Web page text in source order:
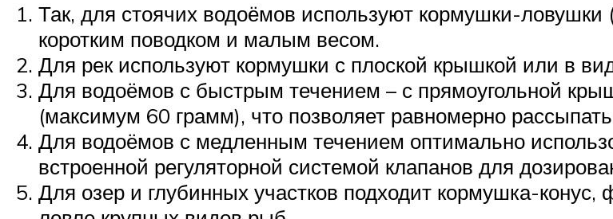
Так, для стоячих водоёмов используют кормушки-ловушки
коротким поводком и малым весом.
Для рек используют кормушки с плоской крышкой или в
Для водоёмов с быстрым течением – с прямоугольной
(максимум 60 грамм), что позволяет равномерно
Для водоёмов с медленным течением оптимально
встроенной регуляторной системой клапанов для
Для озер и глубинных участков подходит кормушка-